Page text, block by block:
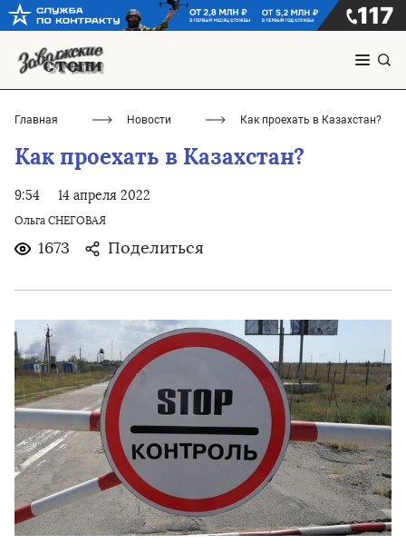
Главная Новости Как проехать в Казахстан?
Как проехать в Казахстан?
9:54 14 апреля 2022
Ольга СНЕГОВАЯ
1673 Поделиться